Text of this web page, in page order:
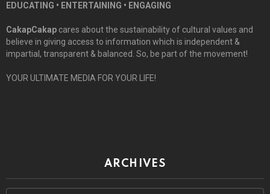
EDUCATING • ENTERTAINING • ENGAGING
CakapCakap cares about the sustainability of cultural values and
believe in giving access to information which is independent &
impartial, transparent & balanced. So, be part of the movement!
YOUR ULTIMATE MEDIA FOR YOUR LIFE!
ARCHIVES